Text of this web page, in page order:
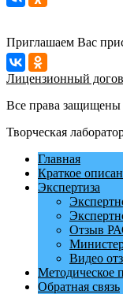
Приглашаем Вас
Лицензионный
Все права
Творческая
Главная
Краткое
Экспертиза
Отзыв
Видео
Методическое
Обратная связь